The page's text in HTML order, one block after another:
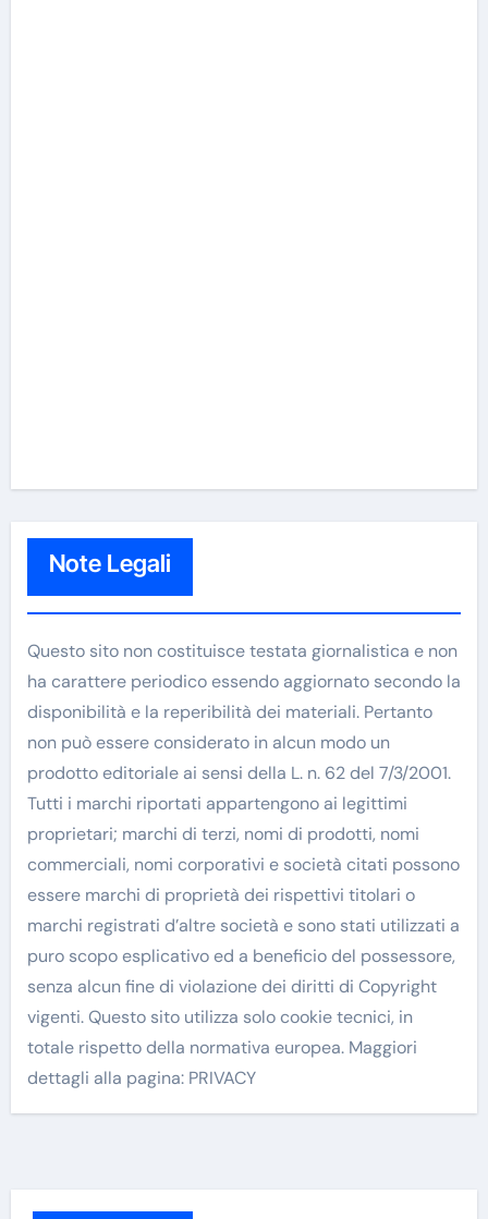
Note Legali
Questo sito non costituisce testata giornalistica e non
ha carattere periodico essendo aggiornato secondo la
disponibilità e la reperibilità dei materiali. Pertanto
non può essere considerato in alcun modo un
prodotto editoriale ai sensi della L. n. 62 del 7/3/2001.
Tutti i marchi riportati appartengono ai legittimi
proprietari; marchi di terzi, nomi di prodotti, nomi
commerciali, nomi corporativi e società citati possono
essere marchi di proprietà dei rispettivi titolari o
marchi registrati d’altre società e sono stati utilizzati a
puro scopo esplicativo ed a beneficio del possessore,
senza alcun fine di violazione dei diritti di Copyright
vigenti. Questo sito utilizza solo cookie tecnici, in
totale rispetto della normativa europea. Maggiori
dettagli alla pagina: PRIVACY